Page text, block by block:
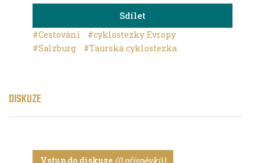
Sdílet
#Cestování
#cyklostezky Evropy
#Salzburg
#Taurská cyklostezka
DISKUZE
Vstup do diskuze (0 příspěvků)